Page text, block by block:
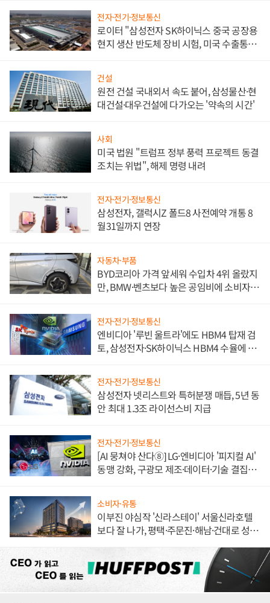
전자·전기·정보통신
로이터 "삼성전자 SK하이닉스 중국 공장용
현지 생산 반도체 장비 시험, 미국 수출통제
건설
원전 건설 국내외서 속도 붙어, 삼성물산·현
대건설·대우건설에 다가오는 '약속의 시간'
사회
미국 법원 "트럼프 정부 풍력 프로젝트 동결
조치는 위법", 해제 명령 내려
전자·전기·정보통신
삼성전자, 갤럭시Z 폴드8 사전예약 개통 8
월31일까지 연장
자동차·부품
BYD코리아 가격 앞세워 수입차 4위 올랐지
만, BMW·벤츠보다 높은 공임비에 소비자
전자·전기·정보통신
엔비디아 '루빈 울트라'에도 HBM4 탑재 검
토, 삼성전자·SK하이닉스 HBM4 수율에 주
전자·전기·정보통신
삼성전자 넷리스트와 특허분쟁 매듭, 5년 동
안 최대 1.3조 라이선스비 지급
전자·전기·정보통신
[AI 뭉쳐야 산다⑧] LG·엔비디아 '피지컬 AI'
동맹 강화, 구광모 제조·데이터·기술 결집
소비자·유통
이부진 야심작 '신라스테이' 서울신라호텔
보다 잘 나가, 평택·주문진·해남·건대로 성